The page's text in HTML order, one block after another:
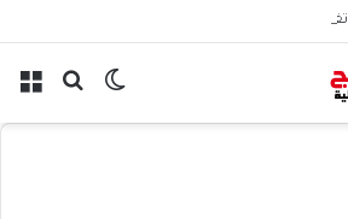
ميتا نصف مليار دولار بسبب الأطفال
بحث الوضع